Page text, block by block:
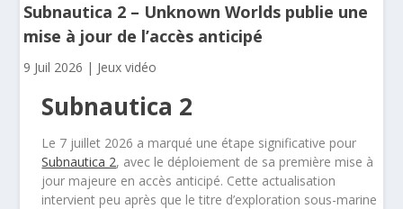
Subnautica 2 – Unknown Worlds publie une
mise à jour de l’accès anticipé
9 Juil 2026 | Jeux vidéo
Subnautica 2
Le 7 juillet 2026 a marqué une étape significative pour
Subnautica 2, avec le déploiement de sa première mise à
jour majeure en accès anticipé. Cette actualisation
intervient peu après que le titre d’exploration sous-marine